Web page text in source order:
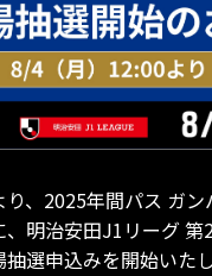
、2025年間パス ガン
、明治安田J1リーグ 第
選申込みを開始いたし